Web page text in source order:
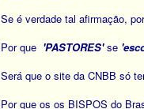
Se é verdade tal afirmação,
Por que 'PASTORES'se
Será que o site da CNBB só
Por que os os BISPOS do